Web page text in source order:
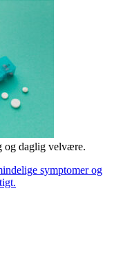
og daglig velvære.
symptomer og